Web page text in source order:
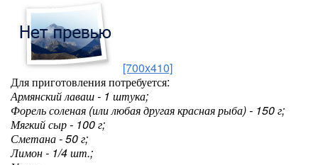
[700x410]
Для приготовления потребуется:
Армянский лаваш - 1 штука;
Форель соленая (или любая другая красная рыба) - 150 г;
Мягкий сыр - 100 г;
Сметана - 50 г;
Лимон - 1/4 шт.;